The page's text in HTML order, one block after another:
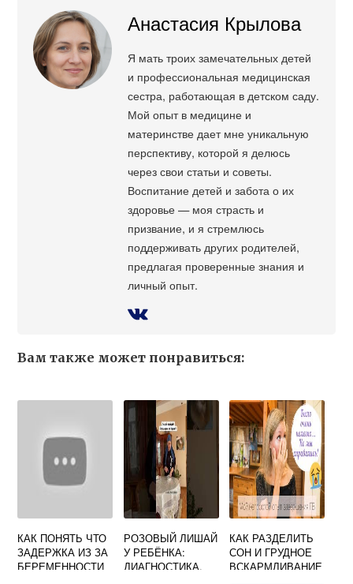
Анастасия Крылова
Я мать троих замечательных детей
и профессиональная медицинская
сестра, работающая в детском саду.
Мой опыт в медицине и
материнстве дает мне уникальную
перспективу, которой я делюсь
через свои статьи и советы.
Воспитание детей и забота о их
здоровье — моя страсть и
призвание, и я стремлюсь
поддерживать других родителей,
предлагая проверенные знания и
личный опыт.
Вам также может понравиться:
КАК ПОНЯТЬ ЧТО
ЗАДЕРЖКА ИЗ ЗА
БЕРЕМЕННОСТИ
РОЗОВЫЙ ЛИШАЙ
У РЕБЁНКА:
ДИАГНОСТИКА,
КАК РАЗДЕЛИТЬ
СОН И ГРУДНОЕ
ВСКАРМЛИВАНИЕ